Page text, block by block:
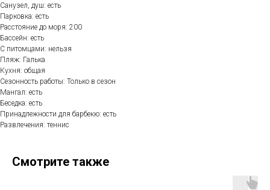
Санузел, душ: есть
Парковка: есть
Расстояние до моря: 200
Бассейн: есть
С питомцами: нельзя
Пляж: Галька
Кухня: общая
Сезонность работы: Только в сезон
Мангал: есть
Беседка: есть
Принадлежности для барбекю: есть
Развлечения: теннис
Смотрите также